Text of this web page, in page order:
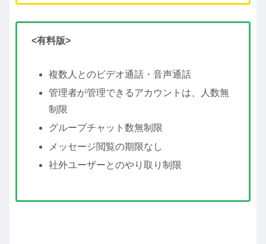
<有料版>
複数人とのビデオ通話・音声通話
管理者が管理できるアカウントは、人数無
制限
グループチャット数無制限
メッセージ閲覧の期限なし
社外ユーザーとのやり取り制限